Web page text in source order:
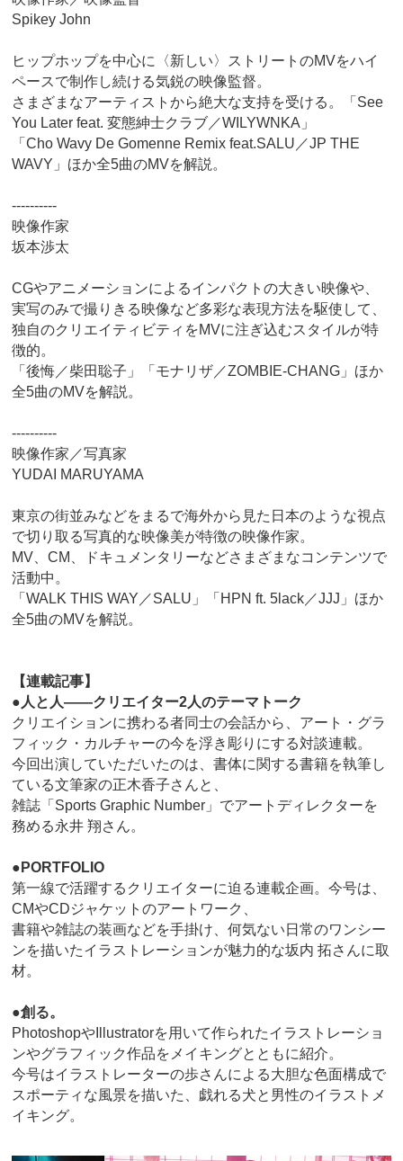
Spikey John
ヒップホップを中心に〈新しい〉ストリートのMVをハイ
ペースで制作し続ける気鋭の映像監督。
さまざまなアーティストから絶大な支持を受ける。「See
You Later feat. 変態紳士クラブ／WILYWNKA」
「Cho Wavy De Gomenne Remix feat.SALU／JP THE
WAVY」ほか全5曲のMVを解説。
----------
映像作家
坂本渉太
CGやアニメーションによるインパクトの大きい映像や、
実写のみで撮りきる映像など多彩な表現方法を駆使して、
独自のクリエイティビティをMVに注ぎ込むスタイルが特
徴的。
「後悔／柴田聡子」「モナリザ／ZOMBIE-CHANG」ほか
全5曲のMVを解説。
----------
映像作家／写真家
YUDAI MARUYAMA
東京の街並みなどをまるで海外から見た日本のような視点
で切り取る写真的な映像美が特徴の映像作家。
MV、CM、ドキュメンタリーなどさまざまなコンテンツで
活動中。
「WALK THIS WAY／SALU」「HPN ft. 5lack／JJJ」ほか
全5曲のMVを解説。
【連載記事】
●人と人――クリエイター2人のテーマトーク
クリエイションに携わる者同士の会話から、アート・グラ
フィック・カルチャーの今を浮き彫りにする対談連載。
今回出演していただいたのは、書体に関する書籍を執筆し
ている文筆家の正木香子さんと、
雑誌「Sports Graphic Number」でアートディレクターを
務める永井 翔さん。
●PORTFOLIO
第一線で活躍するクリエイターに迫る連載企画。今号は、
CMやCDジャケットのアートワーク、
書籍や雑誌の装画などを手掛け、何気ない日常のワンシー
ンを描いたイラストレーションが魅力的な坂内 拓さんに取
材。
●創る。
PhotoshopやIllustratorを用いて作られたイラストレーショ
ンやグラフィック作品をメイキングとともに紹介。
今号はイラストレーターの歩さんによる大胆な色面構成で
スポーティな風景を描いた、戯れる犬と男性のイラストメ
イキング。